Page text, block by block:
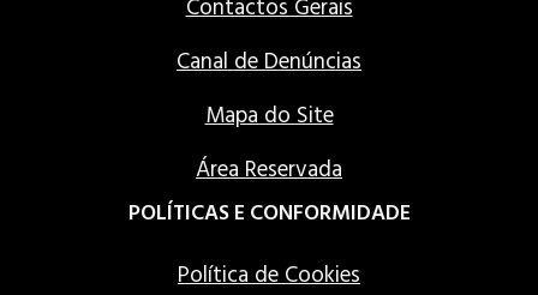
Contactos Gerais
Canal de Denúncias
Mapa do Site
Área Reservada
POLÍTICAS E CONFORMIDADE
Política de Cookies